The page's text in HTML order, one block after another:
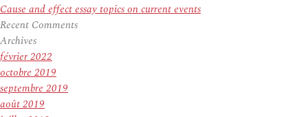
Cause and effect essay topics on current events
Recent Comments
Archives
février 2022
octobre 2019
septembre 2019
août 2019